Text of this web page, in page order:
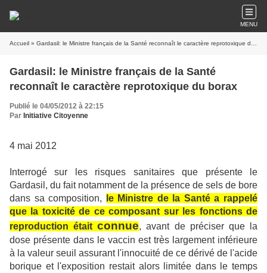
MENU
Accueil » Gardasil: le Ministre français de la Santé reconnaît le caractère reprotoxique du borax
Gardasil: le Ministre français de la Santé
reconnaît le caractère reprotoxique du borax
Publié le 04/05/2012 à 22:15
Par Initiative Citoyenne
4 mai 2012
Interrogé sur les risques sanitaires que présente le
Gardasil, du fait notamment de la présence de sels de bore
dans sa composition,
le Ministre de la Santé a rappelé
que la toxicité de ce composant sur les fonctions de
reproduction étaitconnue, avant de préciser que la
dose présente dans le vaccin est très largement inférieure
à la valeur seuil assurant l'innocuité de ce dérivé de l'acide
borique et l'exposition restait alors limitée dans le temps